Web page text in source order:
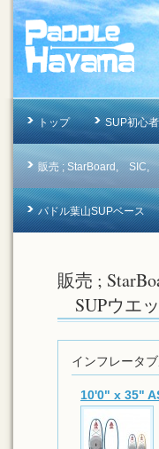
トップ SUP初心
販売 ; StarBoard,
パドル葉山SUPベース
販売 ;
SUPウエ
インフレータ
10'0" x 35"